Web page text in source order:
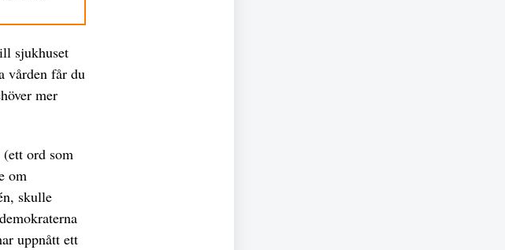
sjukhuset
vården får du
mer
ord som
om
skulle
uppnått ett